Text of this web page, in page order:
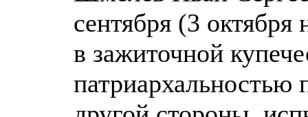
сентября (3
в зажиточной